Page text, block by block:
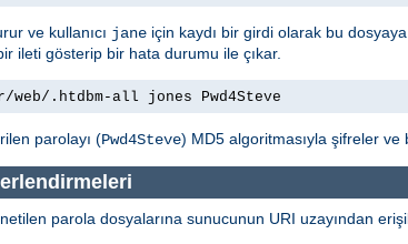
ve kullanıcı jane için kaydı bir girdi olarak bu
ileti gösterip bir hata durumu ile çıkar.
web/.htdbm-all jones Pwd4Steve
parolayı (Pwd4Steve) MD5 algoritmasıyla şifreler
parola dosyalarına sunucunun URI uzayından